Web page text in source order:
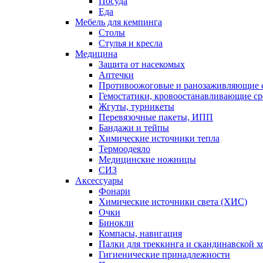
Еда
Мебель для кемпинга
Столы
Стулья и кресла
Медицина
Защита от насекомых
Аптечки
Противоожоговые и ранозаживляющие
Гемостатики, кровоостанавливающие
Жгуты, турникеты
Перевязочные пакеты, ИПП
Бандажи и тейпы
Химические источники тепла
Термоодеяло
Медицинские ножницы
СИЗ
Аксессуары
Фонари
Химические источники света (ХИС)
Очки
Бинокли
Компасы, навигация
Палки для треккинга и скандинавской
Гигиенические принадлежности